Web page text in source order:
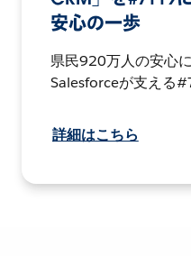
安心の一歩
県民920万人の安心
Salesforceが支える
詳細はこちら